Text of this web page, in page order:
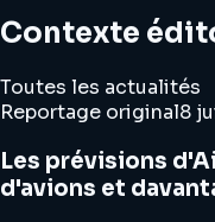
Contexte
Toutes les actualités
Reportage original8
Les prévisions
d'avions et